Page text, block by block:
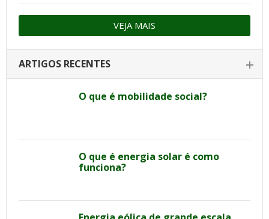
VEJA MAIS
ARTIGOS RECENTES
O que é mobilidade social?
O que é energia solar é como
funciona?